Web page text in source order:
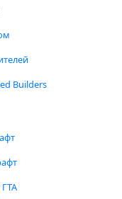
Builders